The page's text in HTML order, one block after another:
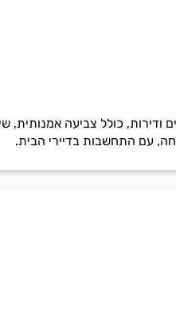
ודירות, כולל צביעה אמנותית,
עם התחשבות בדיירי הבית.